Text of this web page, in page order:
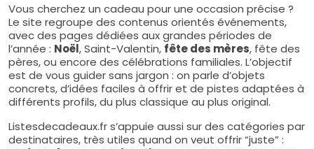
Vous cherchez un cadeau pour une occasion précise ?
Le site regroupe des contenus orientés événements,
avec des pages dédiées aux grandes périodes de
l’année : Noël, Saint-Valentin, fête des mères, fête des
pères, ou encore des célébrations familiales. L’objectif
est de vous guider sans jargon : on parle d’objets
concrets, d’idées faciles à offrir et de pistes adaptées à
différents profils, du plus classique au plus original.
Listesdecadeaux.fr s’appuie aussi sur des catégories par
destinataires, très utiles quand on veut offrir “juste” :